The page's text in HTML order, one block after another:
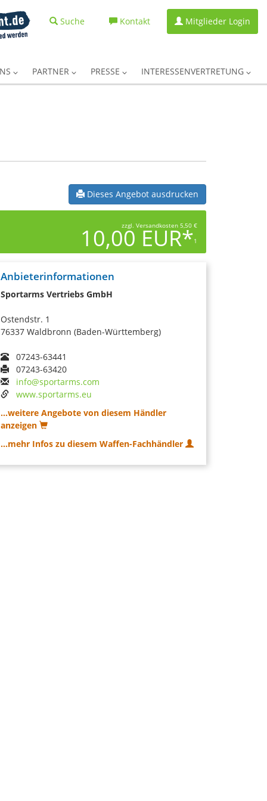
Suche Kontakt Mitglieder Login
PARTNER PRESSE INTERESSENVERTRETUNG
Dieses Angebot ausdrucken
zzgl. Versandkosten 5,50 €
10,00 EUR*1
Anbieterinformationen
Sportarms Vertriebs GmbH
Ostendstr. 1
76337 Waldbronn (Baden-Württemberg)
07243-63441
07243-63420
info@sportarms.com
www.sportarms.eu
...weitere Angebote von diesem Händler
anzeigen
...mehr Infos zu diesem Waffen-Fachhändler